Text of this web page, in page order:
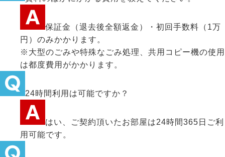
保証金（退去後全額返金）・初回手数料（1万
円）のみかかります。
※大型のごみや特殊なごみ処理、共用コピー機の使用
は都度費用がかかります。
24時間利用は可能ですか？
はい、ご契約頂いたお部屋は24時間365日ご利
用可能です。